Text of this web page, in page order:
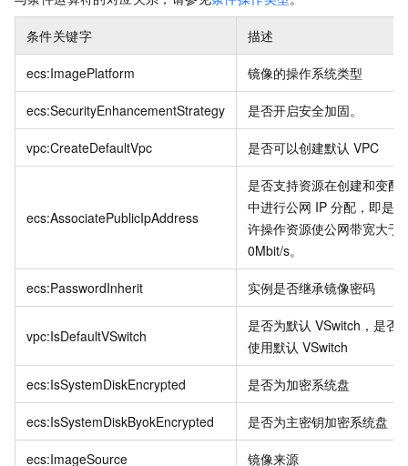
条件关键字 描述
ecs:ImagePlatform 镜像的操作系统类型
ecs:SecurityEnhancementStrategy 是否开启安全加固。
vpc:CreateDefaultVpc 是否可以创建默认 VPC
ecs:AssociatePublicIpAddress
是否支持资源在创建和变配
中进行公网 IP 分配，即是
许操作资源使公网带宽大于
0Mbit/s。
ecs:PasswordInherit 实例是否继承镜像密码
vpc:IsDefaultVSwitch
是否为默认 VSwitch，是否
使用默认 VSwitch
ecs:IsSystemDiskEncrypted 是否为加密系统盘
ecs:IsSystemDiskByokEncrypted 是否为主密钥加密系统盘
ecs:ImageSource 镜像来源